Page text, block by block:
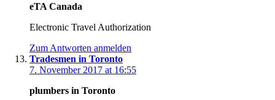
eTA Canada
Electronic Travel Authorization
Zum Antworten anmelden
Tradesmen in Toronto
7. November 2017 at 16:55
plumbers in Toronto